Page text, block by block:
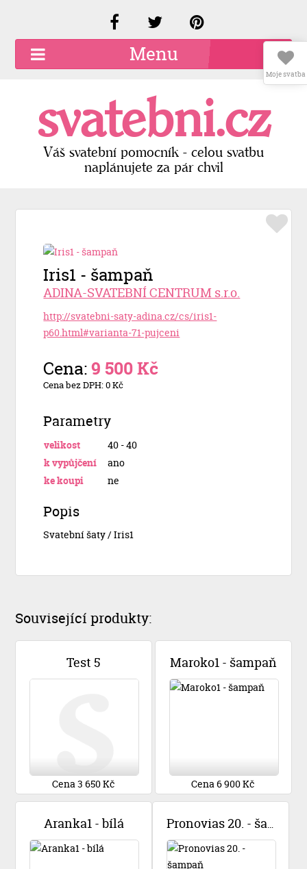
Menu
Kariéra
Kontakty
Přidat firmu
svatebni.cz
Váš svatební pomocník - celou svatbu
naplánujete za pár chvil
Iris1 - šampaň
ADINA-SVATEBNÍ CENTRUM s.r.o.
http://svatebni-saty-adina.cz/cs/iris1-
p60.html#varianta-71-pujceni
Cena:9 500 Kč
Cena bez DPH: 0 Kč
Parametry
velikost
40 - 40
k vypůjčení
ano
ke koupi
ne
Popis
Svatební šaty / Iris1
Související produkty:
Test 5
Cena 3 650 Kč
Maroko1 - šampaň
Cena 6 900 Kč
Aranka1 - bílá Pronovias 20. - šampaň
Moje svatba